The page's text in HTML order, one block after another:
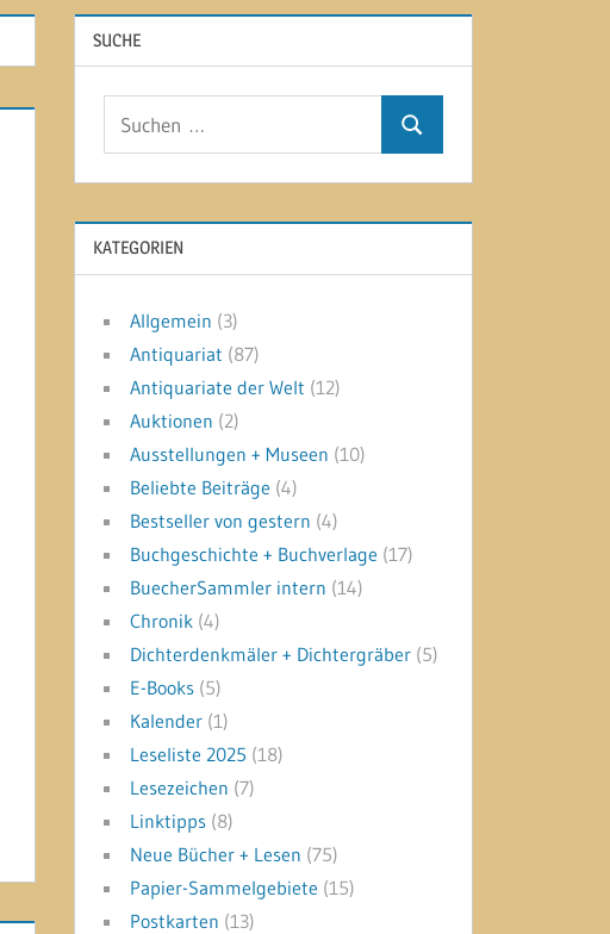
SUCHE
Suchen
KATEGORIEN
Allgemein (3)
Antiquariat (87)
Antiquariate der Welt (12)
Auktionen (2)
Ausstellungen + Museen (10)
Beliebte Beiträge (4)
Bestseller von gestern (4)
Buchgeschichte + Buchverlage (17)
BuecherSammler intern (14)
Chronik (4)
Dichterdenkmäler + Dichtergräber (5)
E-Books (5)
Kalender (1)
Leseliste 2025 (18)
Lesezeichen (7)
Linktipps (8)
Neue Bücher + Lesen (75)
Papier-Sammelgebiete (15)
Postkarten (13)